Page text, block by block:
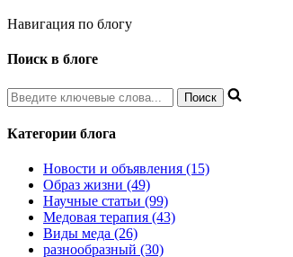
Навигация по блогу
Поиск в блоге
Категории блога
Новости и объявления (15)
Образ жизни (49)
Научные статьи (99)
Медовая терапия (43)
Виды меда (26)
разнообразный (30)